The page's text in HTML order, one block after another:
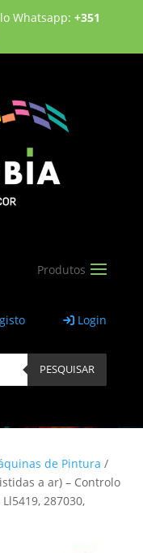
Whatsapp: +351
Login
PESQUISAR
de Pintura /
a ar) – Controlo
287030,